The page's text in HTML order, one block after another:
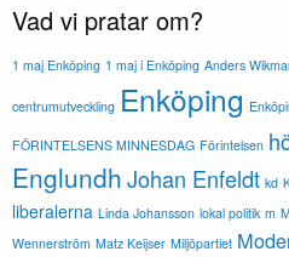
Vad vi pratar om?
1 maj Enköping 1 maj i Enköping Anders
centrumutveckling Enköping
FÖRINTELSENS MINNESDAG Förintelsen
EnglundhJohan Enfeldt kd
liberalerna Linda Johansson lokal politik m
Wennerström Matz Keijser Miljöpartiet